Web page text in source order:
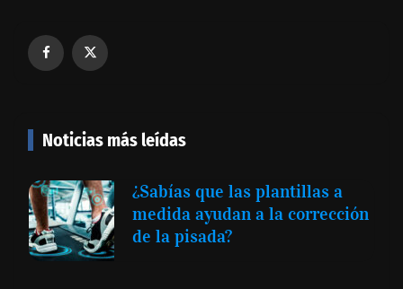
Noticias más leídas
¿Sabías que las plantillas a
medida ayudan a la corrección
de la pisada?